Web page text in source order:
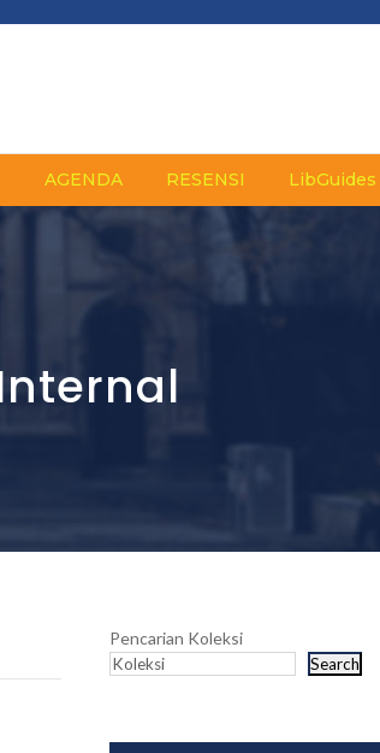
AGENDA RESENSI LibGuides
Pencarian Koleksi
Search